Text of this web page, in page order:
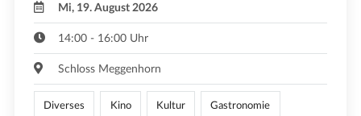
Mi, 19. August 2026
14:00 - 16:00 Uhr
Schloss Meggenhorn
Diverses Kino Kultur Gastronomie